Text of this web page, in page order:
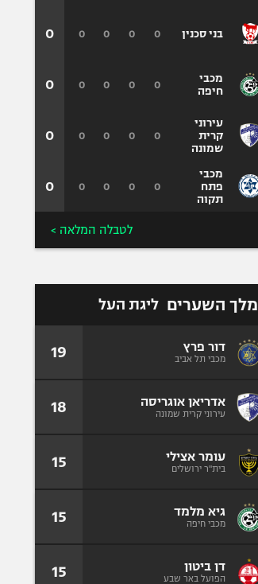
בני סכנין
מכבי
חיפה
עירוני
קרית
שמונה
מכבי
פתח
תקוה
0
0
0
0
0
0
0
0
0
0
0
0
0
0
0
0
0
0
0
0
לטבלה המלאה >
מלך השערים ליגת העל
דור פרץ
מכבי תל אביב 19
אדריאן אוגריסה
עירוני קרית שמונה 18
עומר אצילי
בית"ר ירושלים 15
גיא מלמד
מכבי חיפה 15
דן ביטון
הפועל באר שבע 15